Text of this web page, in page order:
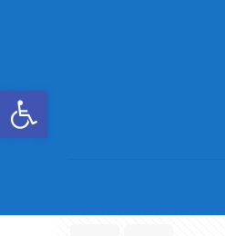
Ανοίξτε τη γραμμή εργαλείων